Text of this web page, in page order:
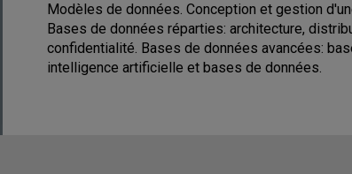
Modèles de données. Conception et gestion
Bases de données réparties: architecture,
confidentialité. Bases de données avancées:
intelligence artificielle et bases de données.